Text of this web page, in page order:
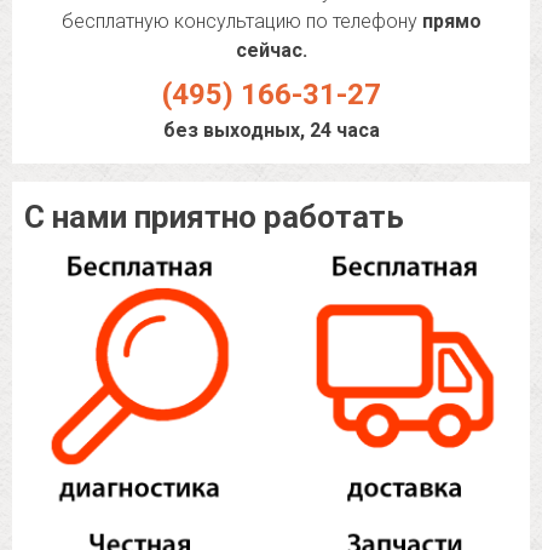
бесплатную консультацию по телефону прямо
сейчас.
(495) 166-31-27
без выходных, 24 часа
С нами приятно работать